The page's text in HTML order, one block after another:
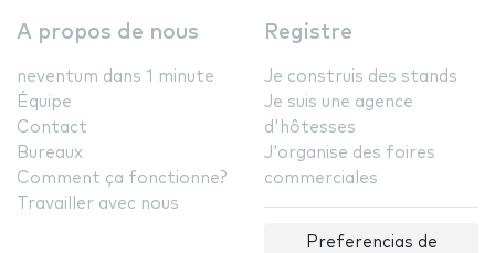
A propos de nous
neventum dans 1 minute
Équipe
Contact
Bureaux
Comment ça fonctionne?
Travailler avec nous
Registre
Je construis des stands
Je suis une agence
d'hôtesses
J'organise des foires
commerciales
Preferencias de